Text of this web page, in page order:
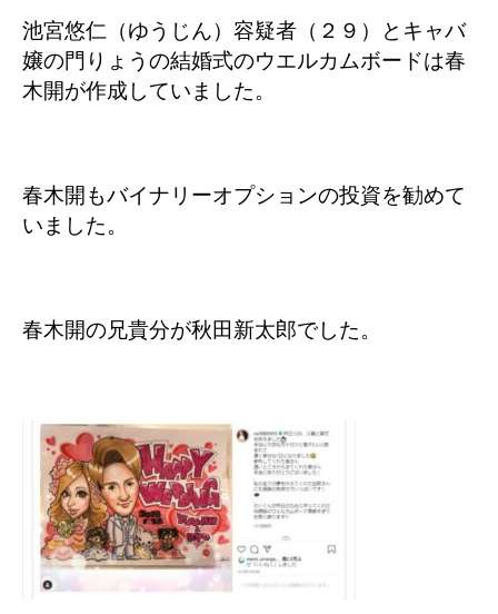
池宮悠仁（ゆうじん）容疑者（２９）とキャバ
嬢の門りょうの結婚式のウエルカムボードは春
木開が作成していました。
春木開もバイナリーオプションの投資を勧めて
いました。
春木開の兄貴分が秋田新太郎でした。